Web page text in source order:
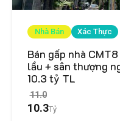
Nhà Bán Xác Thực
Bán gấp nhà
lầu + sân thượng
10.3 tỷ TL
10.3
11.0
Tỷ